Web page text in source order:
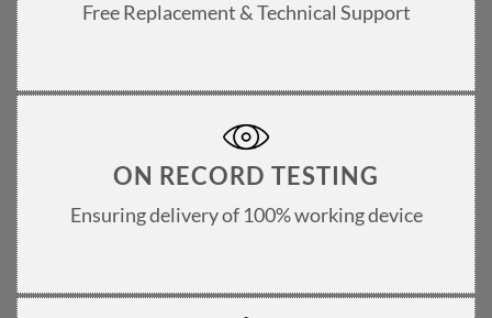
Free Replacement & Technical Support
ON RECORD TESTING
Ensuring delivery of 100% working device